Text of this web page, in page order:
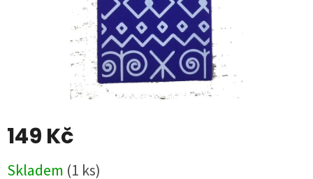
149 Kč
cena:
Skladem (1 ks)